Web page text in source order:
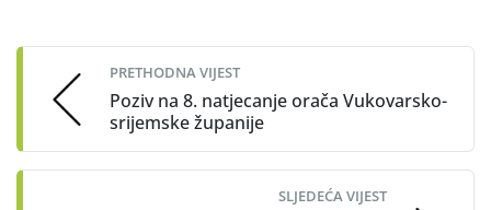
navigation
PRETHODNA VIJEST
Poziv na 8. natjecanje orača Vukovarsko-
srijemske županije
SLJEDEĆA VIJEST